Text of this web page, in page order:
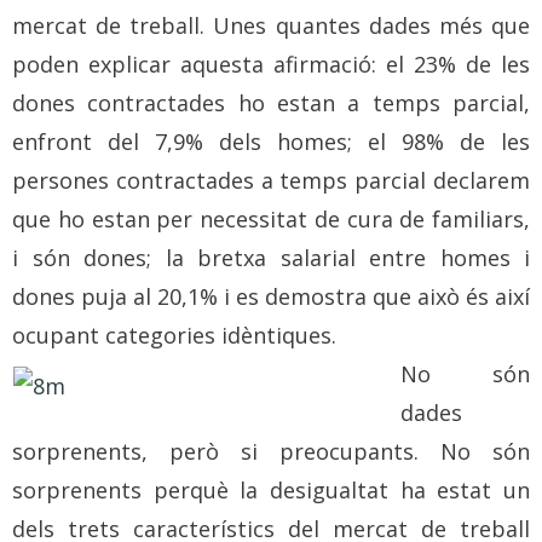
mercat de treball. Unes quantes dades més que
poden explicar aquesta afirmació: el 23% de les
dones contractades ho estan a temps parcial,
enfront del 7,9% dels homes; el 98% de les
persones contractades a temps parcial declarem
que ho estan per necessitat de cura de familiars,
i són dones; la bretxa salarial entre homes i
dones puja al 20,1% i es demostra que això és així
ocupant categories idèntiques.
No són
dades
sorprenents, però si preocupants. No són
sorprenents perquè la desigualtat ha estat un
dels trets característics del mercat de treball